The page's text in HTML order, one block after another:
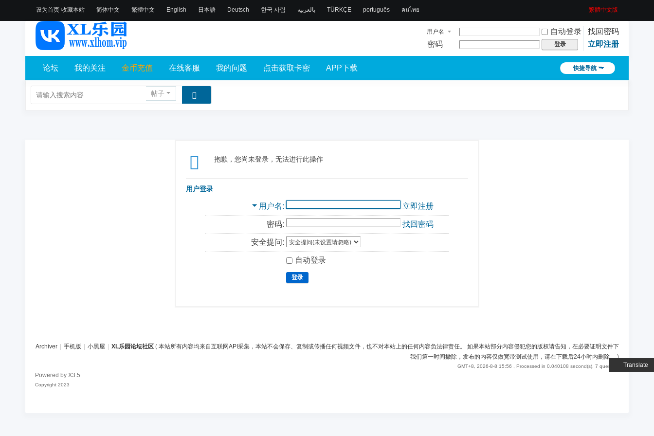
设为首页 收藏本站
Translate
简体中文 繁體中文 English 日本語 Deutsch 한국 사람 بالعربية TÜRKÇE português คนไทย 繁體中文版
用户名 自动登录
找回密码
密码
登录 立即注册
快捷导航
论坛 我的关注 金币充值 在线客服 我的问题 点击获取卡密 APP下载
帖子
抱歉，您尚未登录，无法进行此操作
用户登录
用户名 立即注册
密码: 找回密码
安全提问:
自动登录
登录
Archiver 手机版 小黑屋 XL乐园论坛社区 ( 本站所有内容均来自互联网API采集，本站不会保存、复制或传播任何视频文件，也不对本站上的任何内容负法律责任。 如果本站部分内容侵犯您的版权请告知，在必要证明文件下
我们第一时间撤除，发布的内容仅做宽带测试使用，请在下载后24小时内删除。)
GMT+8, 2026-8-8 15:56 , Processed in 0.040108 second(s), 7 queries .
Powered by X3.5
Copyright 2023